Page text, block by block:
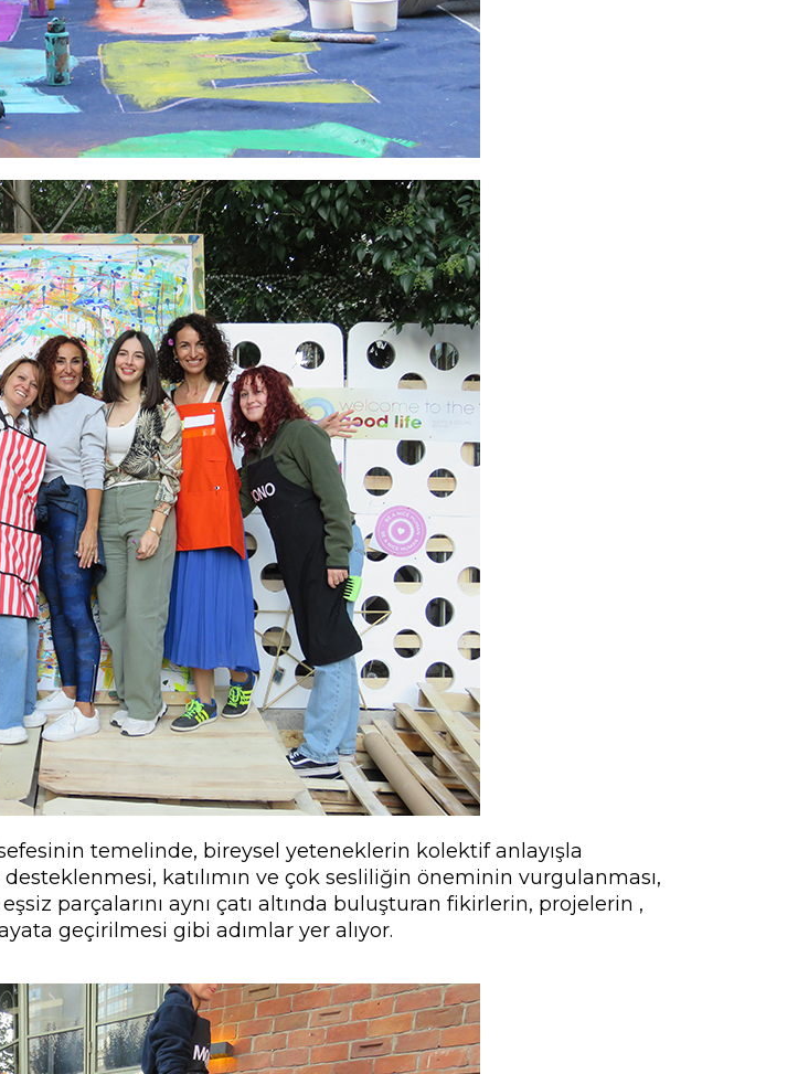
temelinde, bireysel yeteneklerin kolektif anlayışla
katılımın ve çok sesliliğin öneminin vurgulanması,
parçalarını aynı çatı altında buluşturan fikirlerin, projelerin ,
geçirilmesi gibi adımlar yer alıyor.